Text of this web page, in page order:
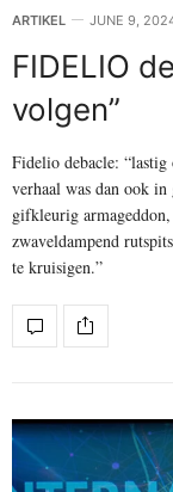
ARTIKEL JUNE 9,
FIDELIO
volgen”
Fidelio debacle:
verhaal was dan ook
gifkleurig
zwaveldampend
te kruisigen.”